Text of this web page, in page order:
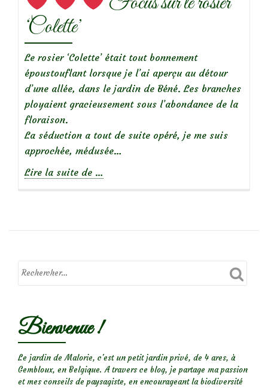
‘Colette’
Le rosier ‘Colette’ était tout bonnement
époustouflant lorsque je l’ai aperçu au détour
d’une allée, dans le jardin de Béné. Les branches
ployaient gracieusement sous l’abondance de la
floraison.
La séduction a tout de suite opéré, je me suis
approchée, médusée…
Lire la suite de à
Focus
‘Colette’
…
Bienvenue !
Le jardin de Malorie, c'est un petit jardin privé, de 4 ares, à
Gembloux, en Belgique. A travers ce blog, je partage ma passion
et mes conseils de paysagiste, en encourageant la biodiversité